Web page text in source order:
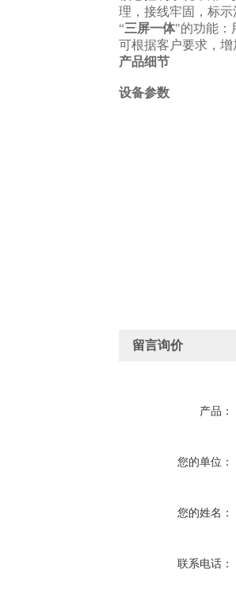
理，接线牢固，标示
“三屏一体"的功能：
可根据客户要求，
产品细节
设备参数
留言询价
产品：
您的单位：
您的姓名：
联系电话：